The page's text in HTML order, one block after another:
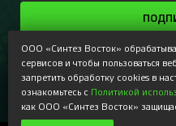
Регистрируясь, Вы
информационные
доступные только для
Политикой
ООО «Синтез Восток»
сервисов и чтобы пользоваться
запретить обработку cookies в
ознакомьтесь с Политикой
как ООО «Синтез Восток»